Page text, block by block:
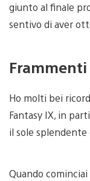
giunto al finale
sentivo di aver
Ho molti bei
Fantasy IX, in
il sole splendente
Quando